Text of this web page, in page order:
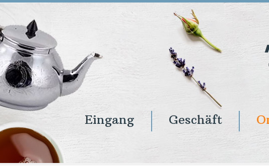
Eingang Geschäft
Eingang
Geschäft
Onlineshop